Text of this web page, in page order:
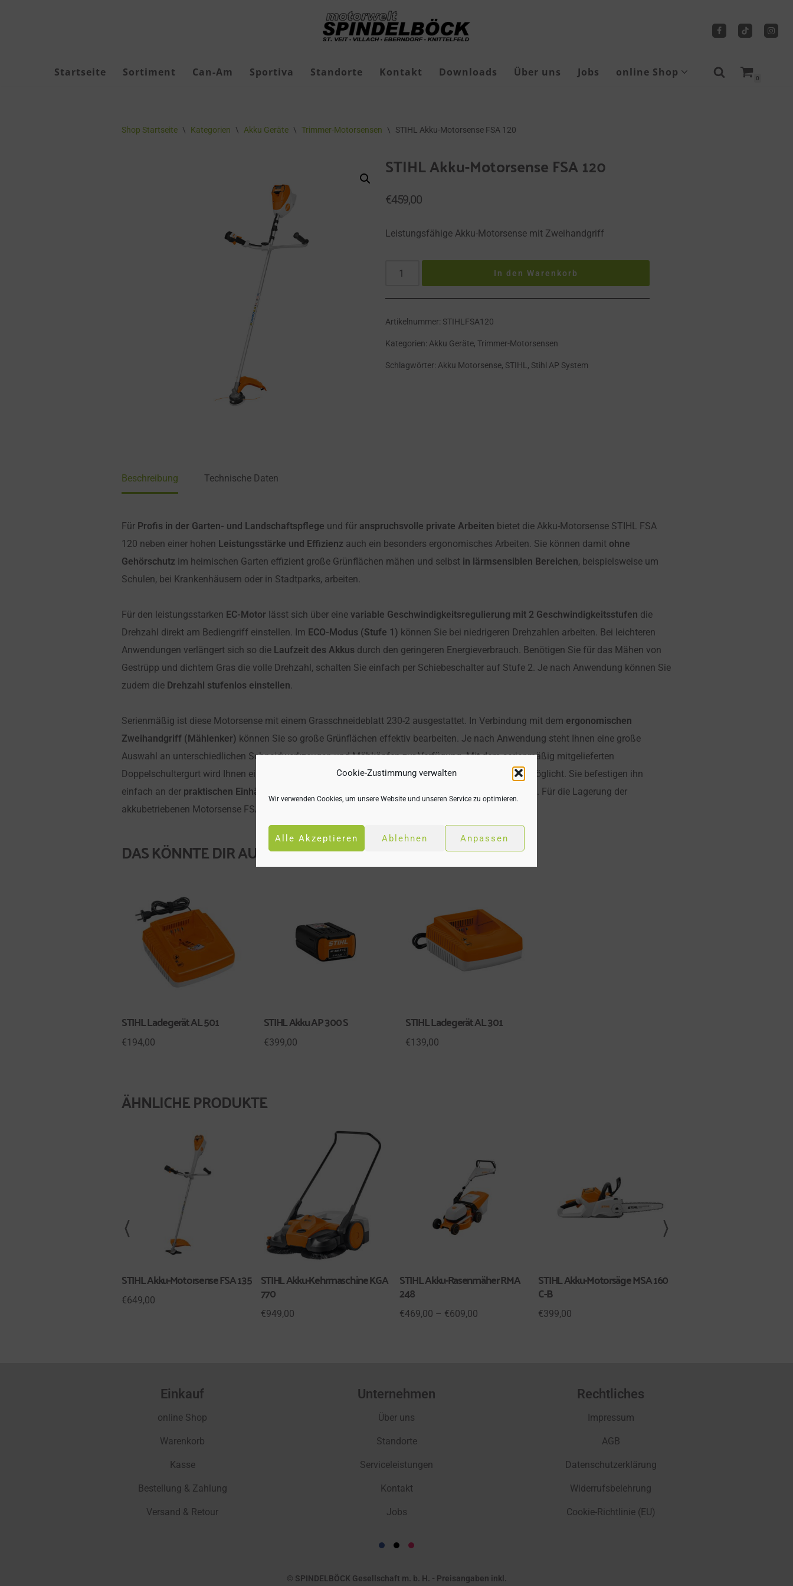
Cookie-Zustimmung verwalten
Wir verwenden Cookies, um unsere Website und unseren Service zu optimieren.
Alle Akzeptieren Ablehnen Anpassen
Startseite Sortiment Can-Am Sportiva Standorte Kontakt Downloads Über uns Jobs online Shop
Akkus & Ladegeräte Geschenkgutscheine
Roborock Zubehör
0
Shop Startseite \ Kategorien \ Akku Geräte \ Trimmer-Motorsensen \ STIHL Akku-Motorsense FSA 120
STIHL Akku-Motorsense FSA 120
€459,00
Leistungsfähige Akku-Motorsense mit Zweihandgriff
In den Warenkorb
Artikelnummer: STIHLFSA120
Kategorien:Akku Geräte,Trimmer-Motorsensen
Schlagwörter:Akku Motorsense, STIHL, Stihl AP System
Beschreibung Technische Daten
Für Profis in der Garten- und Landschaftspflege und für anspruchsvolle private Arbeiten bietet die Akku-Motorsense STIHL FSA
120 neben einer hohen Leistungsstärke und Effizienz auch ein besonders ergonomisches Arbeiten. Sie können damit ohne
Gehörschutz im heimischen Garten effizient große Grünflächen mähen und selbst in lärmsensiblen Bereichen, beispielsweise um
Schulen, bei Krankenhäusern oder in Stadtparks, arbeiten.
Für den leistungsstarken EC-Motor lässt sich über einevariable Geschwindigkeitsregulierung mit 2 Geschwindigkeitsstufen die
Drehzahl direkt am Bediengriff einstellen. Im ECO-Modus (Stufe 1) können Sie bei niedrigeren Drehzahlen arbeiten. Bei leichteren
Anwendungen verlängert sich so die Laufzeit des Akkus durch den geringeren Energieverbrauch. Benötigen Sie für das Mähen von
Gestrüpp und dichtem Gras die volle Drehzahl, schalten Sie einfach per Schiebeschalter auf Stufe 2. Je nach Anwendung können Sie
zudem die Drehzahl stufenlos einstellen.
Serienmäßig ist diese Motorsense mit einem Grasschneideblatt 230-2 ausgestattet. In Verbindung mit dem ergonomischen
Zweihandgriff (Mählenker) können Sie so große Grünflächen effektiv bearbeiten. Je nach Anwendung steht Ihnen eine große
Auswahl an unterschiedlichen Schneidwerkzeugen und Mähköpfen zur Verfügung. Mit dem serienmäßig mitgelieferten
Doppelschultergurt wird Ihnen ein ergonomisches Arbeiten auch über längere Zeiträume hinweg ermöglicht. Sie befestigen ihn
einfach an der praktischen Einhängeöse
, die Sie werkzeuglos an Ihre Körpergröße anpassen können. Für die Lagerung der
akkubetriebenen Motorsense FSA 120 befindet sich am Gerät eine praktische Aufhängeöse.
DAS KÖNNTE DIR AUCH GEFALLEN …
STIHL Ladegerät AL 501
€194,00
STIHL Akku AP 300 S
€399,00
STIHL Ladegerät AL 301
€139,00
ÄHNLICHE PRODUKTE
STIHL Akku-Motorsense FSA 135
€649,00
STIHL Akku-Kehrmaschine KGA
770
€949,00
STIHL Akku-Rasenmäher RMA
248
€469,00 – €609,00
STIHL Akku-Motorsäge MSA 160
C-B
€399,00
Einkauf
online Shop
Warenkorb
Kasse
Bestellung & Zahlung
Versand & Retour
Unternehmen
Über uns
Standorte
Serviceleistungen
Kontakt
Jobs
Rechtliches
Impressum
AGB
Datenschutzerklärung
Widerrufsbelehrung
Cookie-Richtlinie (EU)
© SPINDELBÖCK Gesellschaft m. b. H. - Preisangaben inkl.